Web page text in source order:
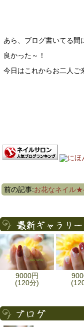
あら、ブログ書いてる間
良かった～！
今日はこれからお二人ご
前の記事:お花なネイル★
9000円
(120分)